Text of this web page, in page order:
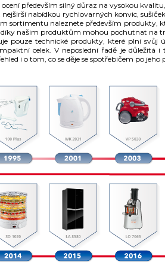
především silný důraz na vysokou
nabídkou rychlovarných konvic,
sortimentu naleznete především produkty,
díky našim produktům mohou pochutnat na
pouze technické produkty, které plní svůj
celek. V neposlední řadě je
i o tom, co se děje se spotřebičem po jeho